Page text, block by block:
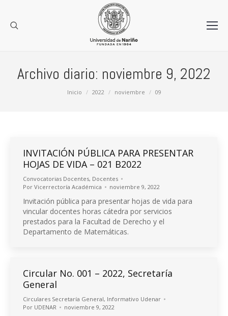
Archivo diario: noviembre 9, 2022
Inicio 2022 noviembre 09
INVITACIÓN PÚBLICA PARA PRESENTAR
HOJAS DE VIDA – 021 B2022
Convocatorias Docentes, Docentes
Por Vicerrectoría Académica noviembre 9, 2022
Invitación pública para presentar hojas de vida para
vincular docentes horas cátedra por servicios
prestados para la Facultad de Derecho y el
Departamento de Matemáticas.
Circular No. 001 – 2022, Secretaría
General
Circulares Secretaría General, Informativo Udenar
Por UDENAR noviembre 9, 2022